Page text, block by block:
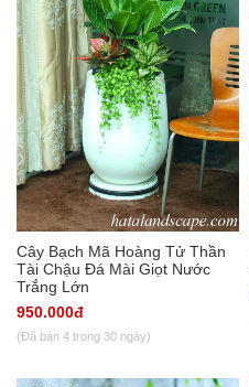
Cây Bạch Mã Hoàng Tử Thần
Tài Chậu Đá Mài Giọt Nước
Trắng Lớn
950.000đ
(Đã bán 4 trong 30 ngày)